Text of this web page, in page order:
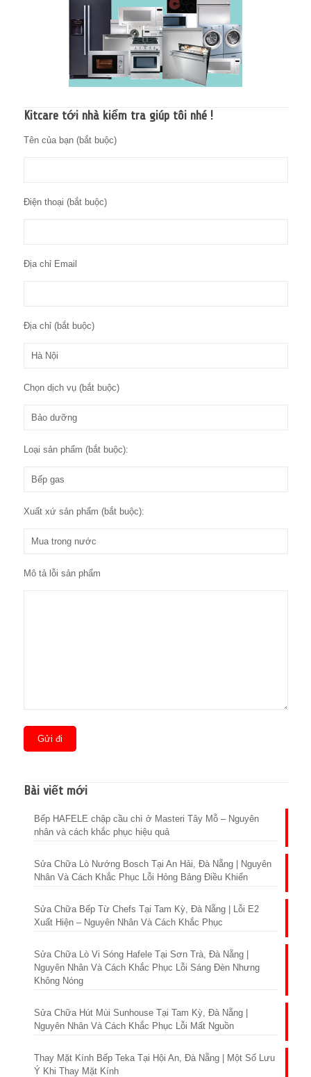
Kitcare tới nhà kiểm tra giúp tôi nhé !
Tên của bạn (bắt buộc)
Điện thoại (bắt buộc)
Địa chỉ Email
Địa chỉ (bắt buộc)
Chọn dịch vụ (bắt buộc)
Loại sản phẩm (bắt buộc):
Xuất xứ sản phẩm (bắt buộc):
Mô tả lỗi sản phẩm
Bài viết mới
Bếp HAFELE chập cầu chì ở Masteri Tây Mỗ – Nguyên
nhân và cách khắc phục hiệu quả
Sửa Chữa Lò Nướng Bosch Tại An Hải, Đà Nẵng | Nguyên
Nhân Và Cách Khắc Phục Lỗi Hỏng Bảng Điều Khiển
Sửa Chữa Bếp Từ Chefs Tại Tam Kỳ, Đà Nẵng | Lỗi E2
Xuất Hiện – Nguyên Nhân Và Cách Khắc Phục
Sửa Chữa Lò Vi Sóng Hafele Tại Sơn Trà, Đà Nẵng |
Nguyên Nhân Và Cách Khắc Phục Lỗi Sáng Đèn Nhưng
Không Nóng
Sửa Chữa Hút Mùi Sunhouse Tại Tam Kỳ, Đà Nẵng |
Nguyên Nhân Và Cách Khắc Phục Lỗi Mất Nguồn
Thay Mặt Kính Bếp Teka Tại Hội An, Đà Nẵng | Một Số Lưu
Ý Khi Thay Mặt Kính